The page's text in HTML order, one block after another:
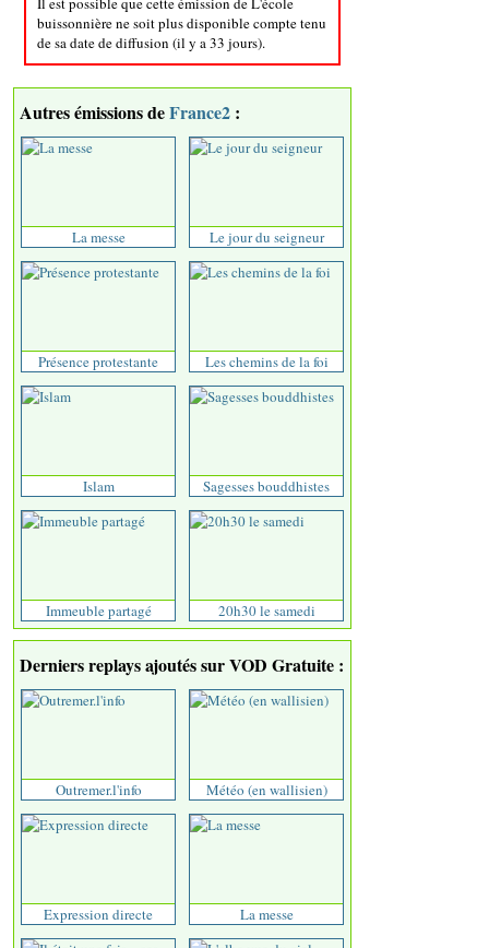
buissonnière ne soit plus disponible compte tenu
de sa date de diffusion (il y a 33 jours).
Autres émissions deFrance2 :
La messe Le jour du seigneur
Présence protestante Les chemins de la foi
Islam Sagesses bouddhistes
Immeuble partagé 20h30 le samedi
Derniers replays ajoutés sur VOD Gratuite :
Outremer.l'info Météo (en wallisien)
Expression directe La messe